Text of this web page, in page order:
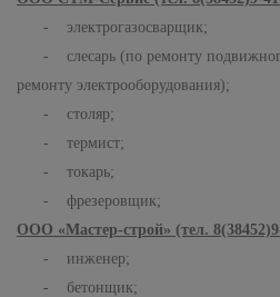
- электрогазосварщик;
- слесарь (по ремонту
ремонту электрооборудования);
- столяр;
- термист;
- токарь;
- фрезеровщик;
ООО «Мастер-строй» (тел.
- инженер;
- бетонщик;